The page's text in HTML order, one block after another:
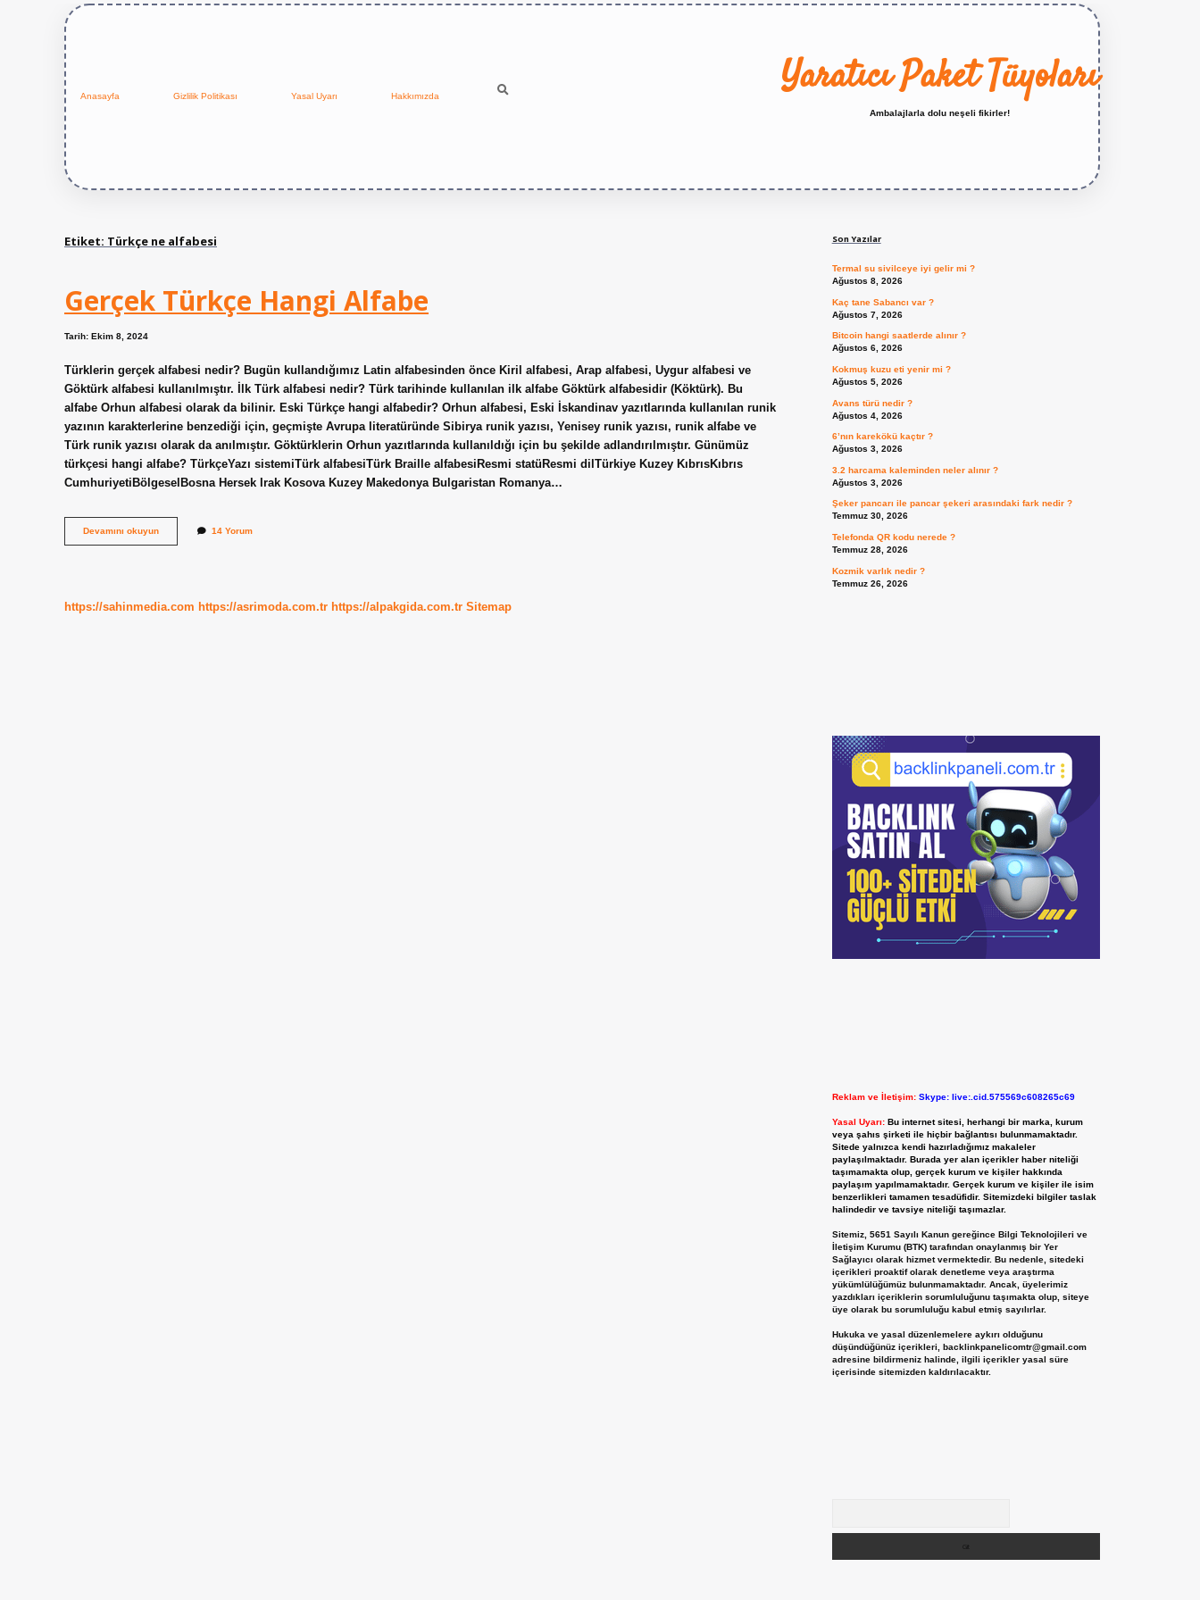
Anasayfa Gizlilik Politikası Yasal Uyarı Hakkımızda Yaratıcı Paket Tüyoları
Ambalajlarla dolu neşeli fikirler!
Etiket: Türkçe ne alfabesi
Gerçek Türkçe Hangi Alfabe
Tarih: Ekim 8, 2024
Türklerin gerçek alfabesi nedir? Bugün kullandığımız Latin alfabesinden önce Kiril alfabesi, Arap alfabesi, Uygur alfabesi ve
Göktürk alfabesi kullanılmıştır. İlk Türk alfabesi nedir? Türk tarihinde kullanılan ilk alfabe Göktürk alfabesidir (Köktürk). Bu
alfabe Orhun alfabesi olarak da bilinir. Eski Türkçe hangi alfabedir? Orhun alfabesi, Eski İskandinav yazıtlarında kullanılan runik
yazının karakterlerine benzediği için, geçmişte Avrupa literatüründe Sibirya runik yazısı, Yenisey runik yazısı, runik alfabe ve
Türk runik yazısı olarak da anılmıştır. Göktürklerin Orhun yazıtlarında kullanıldığı için bu şekilde adlandırılmıştır. Günümüz
türkçesi hangi alfabe? TürkçeYazı sistemiTürk alfabesiTürk Braille alfabesiResmi statüResmi dilTürkiye Kuzey KıbrısKıbrıs
CumhuriyetiBölgeselBosna Hersek Irak Kosova Kuzey Makedonya Bulgaristan Romanya…
Devamını okuyunGerçek
Türkçe
14 Yorum
https://sahinmedia.com https://asrimoda.com.tr https://alpakgida.com.tr Sitemap
Son Yazılar
Termal su sivilceye iyi gelir mi ?
Ağustos 8, 2026
Kaç tane Sabancı var ?
Ağustos 7, 2026
Bitcoin hangi saatlerde alınır ?
Ağustos 6, 2026
Kokmuş kuzu eti yenir mi ?
Ağustos 5, 2026
Avans türü nedir ?
Ağustos 4, 2026
6’nın karekökü kaçtır ?
Ağustos 3, 2026
3.2 harcama kaleminden neler alınır ?
Ağustos 3, 2026
Şeker pancarı ile pancar şekeri arasındaki fark nedir ?
Temmuz 30, 2026
Telefonda QR kodu nerede ?
Temmuz 28, 2026
Kozmik varlık nedir ?
Temmuz 26, 2026
Reklam ve İletişim: Skype: live:.cid.575569c608265c69
Yasal Uyarı: Bu internet sitesi, herhangi bir marka, kurum
veya şahıs şirketi ile hiçbir bağlantısı bulunmamaktadır.
Sitede yalnızca kendi hazırladığımız makaleler
paylaşılmaktadır. Burada yer alan içerikler haber niteliği
taşımamakta olup, gerçek kurum ve kişiler hakkında
paylaşım yapılmamaktadır. Gerçek kurum ve kişiler ile isim
benzerlikleri tamamen tesadüfidir. Sitemizdeki bilgiler taslak
halindedir ve tavsiye niteliği taşımazlar.
Sitemiz, 5651 Sayılı Kanun gereğince Bilgi Teknolojileri ve
İletişim Kurumu (BTK) tarafından onaylanmış bir Yer
Sağlayıcı olarak hizmet vermektedir. Bu nedenle, sitedeki
içerikleri proaktif olarak denetleme veya araştırma
yükümlülüğümüz bulunmamaktadır. Ancak, üyelerimiz
yazdıkları içeriklerin sorumluluğunu taşımakta olup, siteye
üye olarak bu sorumluluğu kabul etmiş sayılırlar.
Hukuka ve yasal düzenlemelere aykırı olduğunu
düşündüğünüz içerikleri, backlinkpanelicomtr@gmail.com
adresine bildirmeniz halinde, ilgili içerikler yasal süre
içerisinde sitemizden kaldırılacaktır.